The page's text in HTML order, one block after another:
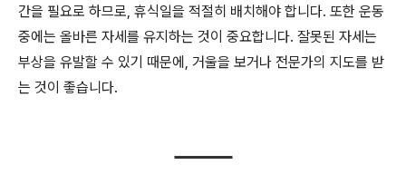
간을 필요로 하므로, 휴식일을 적절히 배치해야 합니다. 또한 운동
중에는 올바른 자세를 유지하는 것이 중요합니다. 잘못된 자세는
부상을 유발할 수 있기 때문에, 거울을 보거나 전문가의 지도를 받
는 것이 좋습니다.